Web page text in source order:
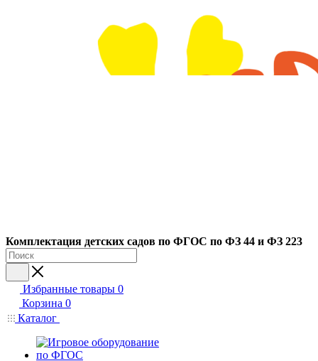
Комплектация детских садов по ФГОC по ФЗ 44 и ФЗ 223
Избранные товары 0
Корзина 0
Каталог